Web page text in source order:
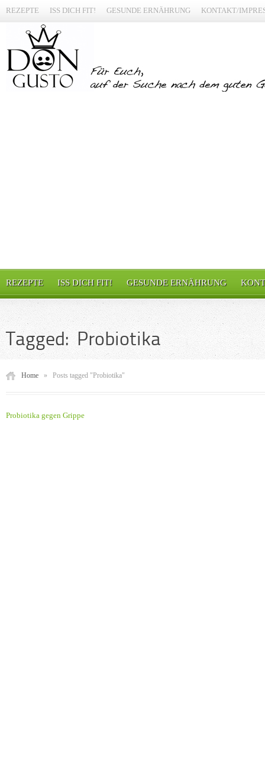
REZEPTE ISS DICH FIT! GESUNDE ERNÄHRUNG KONTAKT/
REZEPTE ISS DICH FIT! GESUNDE ERNÄHRUNG
Tagged: Probiotika
Home » Posts tagged "Probiotika"
Probiotika gegen Grippe